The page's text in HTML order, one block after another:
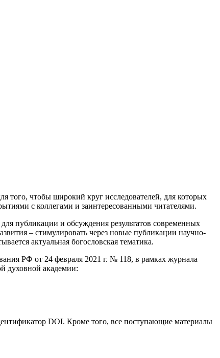
того, чтобы широкий круг исследователей, для которых
с коллегами и заинтересованными читателями.
публикации и обсуждения результатов современных
– стимулировать через новые публикации научно-
актуальная богословская тематика.
РФ от 24 февраля 2021 г. № 118, в рамках журнала
духовной академии:
DOI. Кроме того, все поступающие материалы